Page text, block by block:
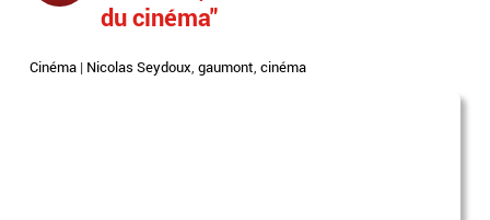
du cinéma"
Cinéma | Nicolas Seydoux,gaumont,cinéma